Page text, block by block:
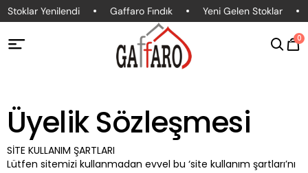
Yenilendi Gaffaro Fındık Yeni Gelen Stoklar
0
Üyelik Sözleşmesi
SİTE KULLANIM ŞARTLARI
Lütfen sitemizi kullanmadan evvel bu ‘site kullanım şartları’nı